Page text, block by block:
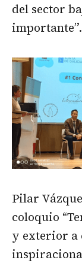
del sector
importante”.
Pilar
coloquio
y exterior a